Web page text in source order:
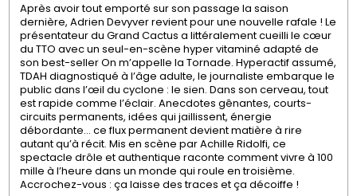
Après avoir tout emporté sur son passage la saison
dernière, Adrien Devyver revient pour une nouvelle rafale ! Le
présentateur du Grand Cactus a littéralement cueilli le cœur
du TTO avec un seul-en-scène hyper vitaminé adapté de
son best-seller On m’appelle la Tornade. Hyperactif assumé,
TDAH diagnostiqué à l’âge adulte, le journaliste embarque le
public dans l’œil du cyclone : le sien. Dans son cerveau, tout
est rapide comme l’éclair. Anecdotes gênantes, courts-
circuits permanents, idées qui jaillissent, énergie
débordante… ce flux permanent devient matière à rire
autant qu’à récit. Mis en scène par Achille Ridolfi, ce
spectacle drôle et authentique raconte comment vivre à 100
mille à l’heure dans un monde qui roule en troisième.
Accrochez-vous : ça laisse des traces et ça décoiffe !